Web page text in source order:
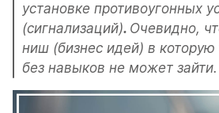
установке противоугонных
(сигнализаций). Очевидно,
ниш (бизнес идей) в которую
без навыков не может зайти.